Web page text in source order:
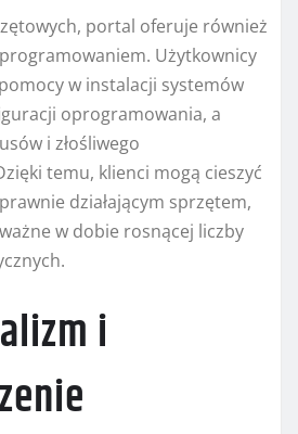
portal oferuje również
Użytkownicy
w instalacji systemów
oprogramowania, a
i złośliwego
temu, klienci mogą cieszyć
działającym sprzętem,
w dobie rosnącej liczby
i